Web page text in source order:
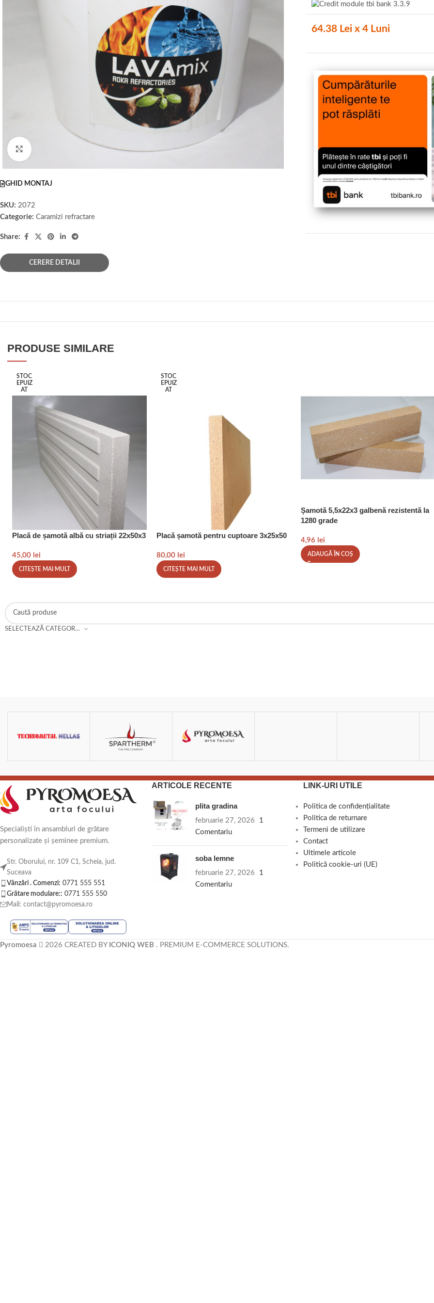
Faceți click pentru a mări
GHID MONTAJ
SKU: 2072
Categorie: Caramizi refractare
Share:
CERERE DETALII
64.38 Lei x 4 Luni
PRODUSE SIMILARE
STOC
EPUIZ
AT
Placă de șamotă albă cu striații 22x50x3
45,00 lei
CITEȘTE MAI MULT
STOC
EPUIZ
AT
Placă șamotă pentru cuptoare 3x25x50
80,00 lei
CITEȘTE MAI MULT
Șamotă 5,5x22x3 galbenă rezistentă la
1280 grade
4,96 lei
ADAUGĂ ÎN COȘ
SELECTEAZĂ CATEGORIA
Specialiști în ansambluri de grătare
personalizate și șeminee premium.
Str. Oborului, nr. 109 C1, Scheia, jud.
Suceava
Vânzări . Comenzi: 0771 555 551
Grătare modulare:: 0771 555 550
Mail: contact@pyromoesa.ro
ARTICOLE RECENTE
plita gradina
februarie 27, 2026
1
Comentariu
soba lemne
februarie 27, 2026
1
Comentariu
LINK-URI UTILE
Politica de confidențialitate
Politica de returnare
Termeni de utilizare
Contact
Ultimele articole
Politică cookie-uri (UE)
Pyromoesa 2026 CREATED BY ICONIQ WEB . PREMIUM E-COMMERCE SOLUTIONS.